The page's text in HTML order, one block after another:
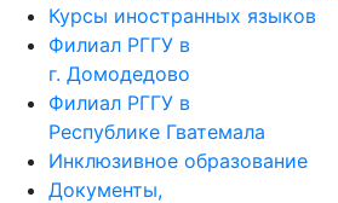
Курсы иностранных языков
Филиал РГГУ в
г. Домодедово
Филиал РГГУ в
Республике Гватемала
Инклюзивное образование
Документы,